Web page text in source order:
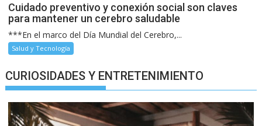
Cuidado preventivo y conexión social son claves
para mantener un cerebro saludable
***En el marco del Día Mundial del Cerebro,...
Salud y Tecnología
CURIOSIDADES Y ENTRETENIMIENTO